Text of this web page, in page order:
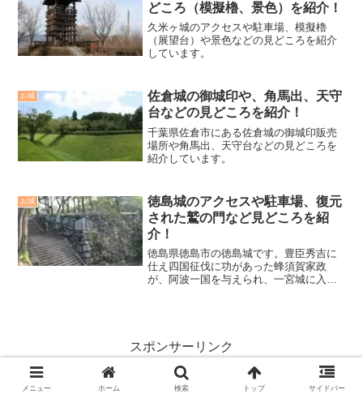
どころ（模擬櫓、景色）を紹介！
久米ヶ城のアクセスや駐車場、模擬櫓
（展望台）や景色などの見どころを紹介
しています。
お城
佐倉城の御城印や、角馬出、天守
台などの見どころを紹介！
千葉県佐倉市にある佐倉城の御城印販売
場所や角馬出、天守台などの見どころを
紹介しています。
お城
徳島城のアクセスや駐車場、復元
された鷲の門など見どころを紹
介！
徳島県徳島市の徳島城です。豊臣秀吉に
仕え四国征伐に功があった蜂須賀家政
が、阿波一国を与えられ、一宮城に入城
スポンサーリンク
メニュー ホーム 検索 トップ サイドバー